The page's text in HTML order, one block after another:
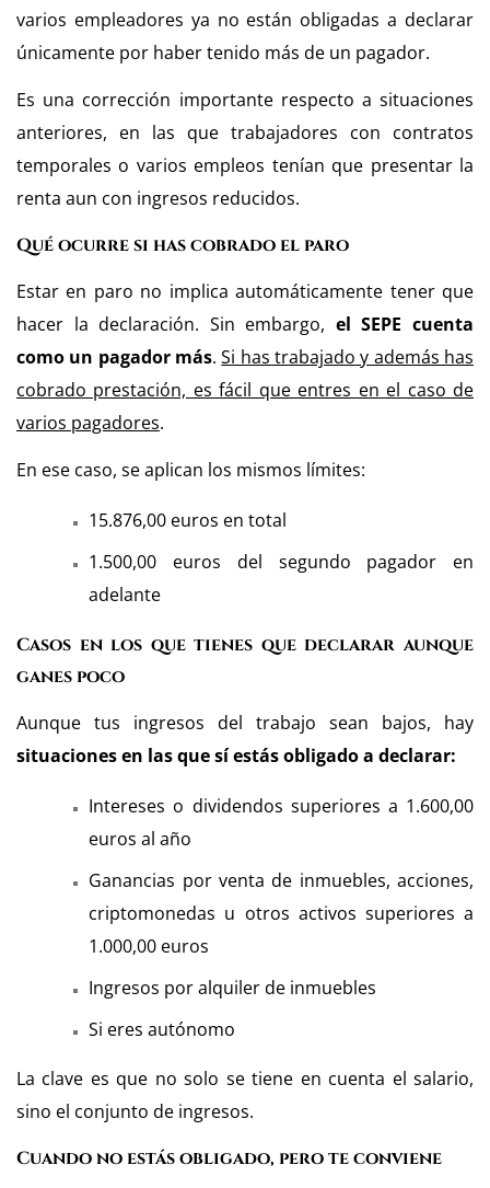
varios empleadores ya no están obligadas a declarar
únicamente por haber tenido más de un pagador.
Es una corrección importante respecto a situaciones
anteriores, en las que trabajadores con contratos
temporales o varios empleos tenían que presentar la
renta aun con ingresos reducidos.
Qué ocurre si has cobrado el paro
Estar en paro no implica automáticamente tener que
hacer la declaración. Sin embargo, el SEPE cuenta
como un pagador más.Si has trabajado y además has
cobrado prestación, es fácil que entres en el caso de
varios pagadores.
En ese caso, se aplican los mismos límites:
15.876,00 euros en total
1.500,00 euros del segundo pagador en
adelante
Casos en los que tienes que declarar aunque
ganes poco
Aunque tus ingresos del trabajo sean bajos, hay
situaciones en las que sí estás obligado a declarar:
Intereses o dividendos superiores a 1.600,00
euros al año
Ganancias por venta de inmuebles, acciones,
criptomonedas u otros activos superiores a
1.000,00 euros
Ingresos por alquiler de inmuebles
Si eres autónomo
La clave es que no solo se tiene en cuenta el salario,
sino el conjunto de ingresos.
Cuando no estás obligado, pero te conviene